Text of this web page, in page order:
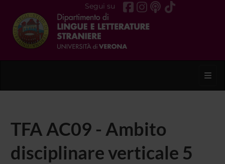
Segui su
TFA AC09 - Ambito
disciplinare verticale 5